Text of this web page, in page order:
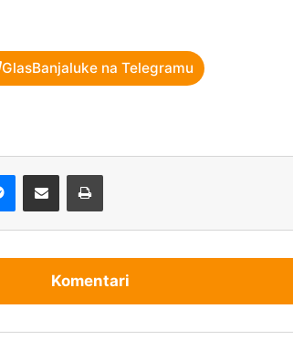
GlasBanjaluke na Telegramu
Komentari